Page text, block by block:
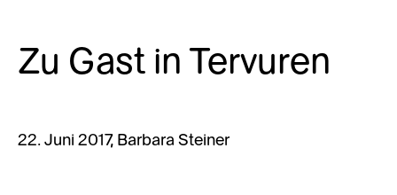
Zu Gast in Tervuren
22. Juni 2017, Barbara Steiner